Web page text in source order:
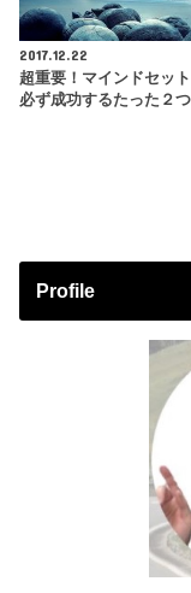
2017.12.22
超重要！マインドセッ
必ず成功するたった２
Profile